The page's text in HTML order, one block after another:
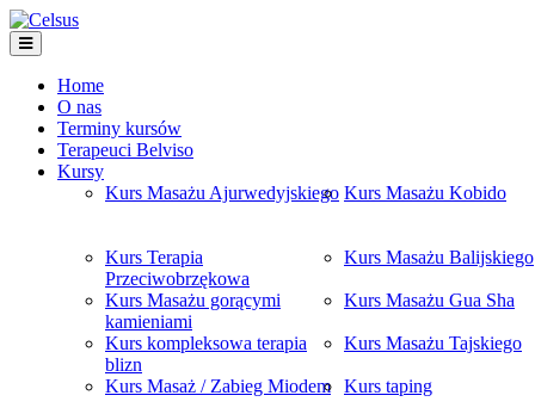
Home
O nas
Terminy kursów
Terapeuci Belviso
Kursy
Kurs Masażu Ajurwedyjskiego Kurs Masażu Kobido
Kurs Terapia
Przeciwobrzękowa
Kurs Masażu Balijskiego
Kurs Masażu gorącymi
kamieniami
Kurs Masażu Gua Sha
Kurs kompleksowa terapia
blizn
Kurs Masażu Tajskiego
Kurs Masaż / Zabieg Miodem Kurs taping